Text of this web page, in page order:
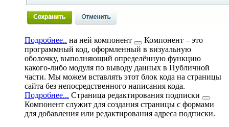
Подробнее.. на ней компонент
Компонент – это
программный код, оформленный в визуальную
оболочку, выполняющий определённую функцию
какого-либо модуля по выводу данных в Публичной
части. Мы можем вставлять этот блок кода на страницы
сайта без непосредственного написания кода.
Подробнее... Страница редактирования подписки
Компонент служит для создания страницы с формами
для добавления или редактирования адреса подписки.